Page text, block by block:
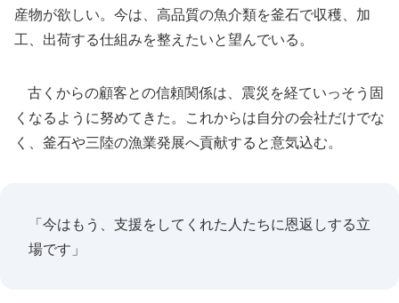
産物が欲しい。今は、高品質の魚介類を釜石で収穫、加
工、出荷する仕組みを整えたいと望んでいる。
古くからの顧客との信頼関係は、震災を経ていっそう固
くなるように努めてきた。これからは自分の会社だけでな
く、釜石や三陸の漁業発展へ貢献すると意気込む。
「今はもう、支援をしてくれた人たちに恩返しする立
場です」